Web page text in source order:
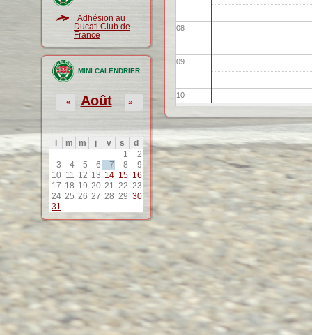
Adhésion au
Ducati Club de
France
MINI CALENDRIER
Août
« »
m m j v s
d
1
2
3
4 5 6 7 8
9
10 11 12 13 14 15 16
17 18 19 20 21 22 23
24 25 26 27 28 29 30
31
08
09
10
11
12
13
15
17